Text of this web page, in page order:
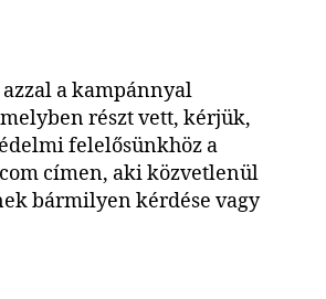
a kampánnyal
részt vett, kérjük,
felelősünkhöz a
címen, aki közvetlenül
bármilyen kérdése vagy